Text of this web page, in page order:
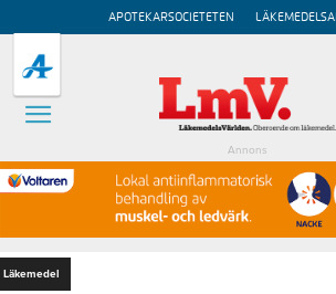
APOTEKARSOCIETETEN
Annons
Läkemedel